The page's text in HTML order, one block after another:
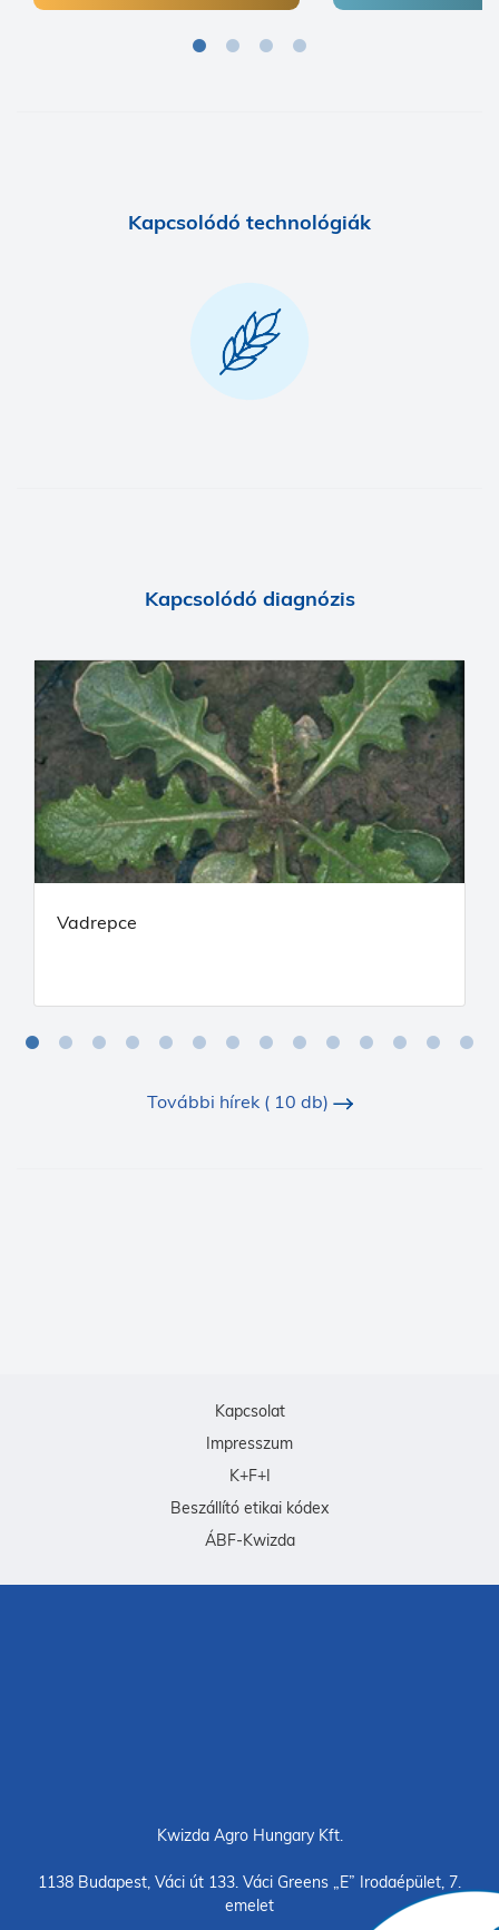
Kapcsolódó technológiák
Kapcsolódó diagnózis
Vadrepce
További hírek ( 10 db)
Kapcsolat
Impresszum
K+F+I
Beszállító etikai kódex
ÁBF-Kwizda
Kwizda Agro Hungary Kft.
1138 Budapest, Váci út 133. Váci Greens „E” Irodaépület, 7.
emelet